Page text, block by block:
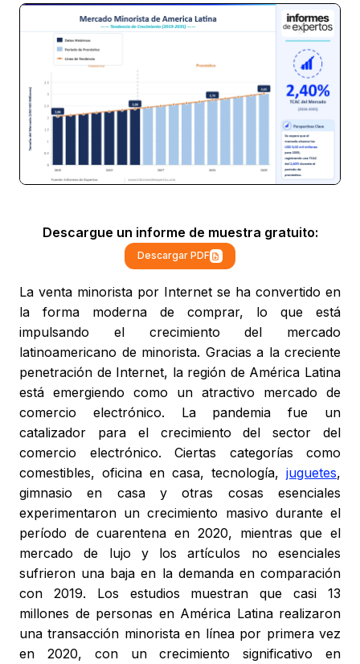
Descargue un informe de muestra gratuito:
Descargar PDF
La venta minorista por Internet se ha convertido en
la forma moderna de comprar, lo que está
impulsando el crecimiento del mercado
latinoamericano de minorista. Gracias a la creciente
penetración de Internet, la región de América Latina
está emergiendo como un atractivo mercado de
comercio electrónico. La pandemia fue un
catalizador para el crecimiento del sector del
comercio electrónico. Ciertas categorías como
comestibles, oficina en casa, tecnología, juguetes,
gimnasio en casa y otras cosas esenciales
experimentaron un crecimiento masivo durante el
período de cuarentena en 2020, mientras que el
mercado de lujo y los artículos no esenciales
sufrieron una baja en la demanda en comparación
con 2019. Los estudios muestran que casi 13
millones de personas en América Latina realizaron
una transacción minorista en línea por primera vez
en 2020, con un crecimiento significativo en